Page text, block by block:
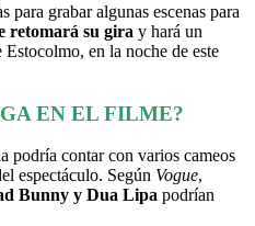
para grabar algunas escenas para
retomará su gira y hará un
en la noche de este
EN EL FILME?
podría contar con varios cameos
espectáculo. Según Vogue,
Bunny y Dua Lipa podrían